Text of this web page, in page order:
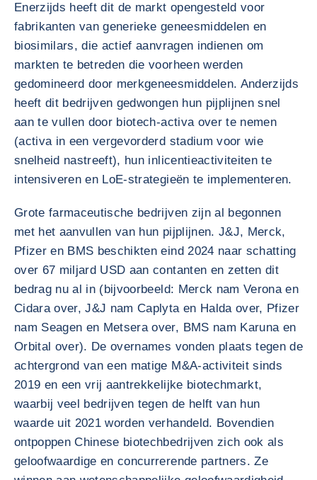
Enerzijds heeft dit de markt opengesteld voor
fabrikanten van generieke geneesmiddelen en
biosimilars, die actief aanvragen indienen om
markten te betreden die voorheen werden
gedomineerd door merkgeneesmiddelen. Anderzijds
heeft dit bedrijven gedwongen hun pijplijnen snel
aan te vullen door biotech-activa over te nemen
(activa in een vergevorderd stadium voor wie
snelheid nastreeft), hun inlicentieactiviteiten te
intensiveren en LoE-strategieën te implementeren.
Grote farmaceutische bedrijven zijn al begonnen
met het aanvullen van hun pijplijnen. J&J, Merck,
Pfizer en BMS beschikten eind 2024 naar schatting
over 67 miljard USD aan contanten en zetten dit
bedrag nu al in (bijvoorbeeld: Merck nam Verona en
Cidara over, J&J nam Caplyta en Halda over, Pfizer
nam Seagen en Metsera over, BMS nam Karuna en
Orbital over). De overnames vonden plaats tegen de
achtergrond van een matige M&A-activiteit sinds
2019 en een vrij aantrekkelijke biotechmarkt,
waarbij veel bedrijven tegen de helft van hun
waarde uit 2021 worden verhandeld. Bovendien
ontpoppen Chinese biotechbedrijven zich ook als
geloofwaardige en concurrerende partners. Ze